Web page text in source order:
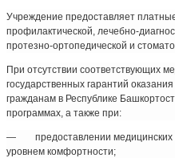
Учреждение предоставляет
профилактической, лечебно-
протезно-ортопедической и
При отсутствии соответствующих
государственных гарантий
гражданам в Республике
программах, а также при:
— предоставлении медицинских
уровнем комфортности;